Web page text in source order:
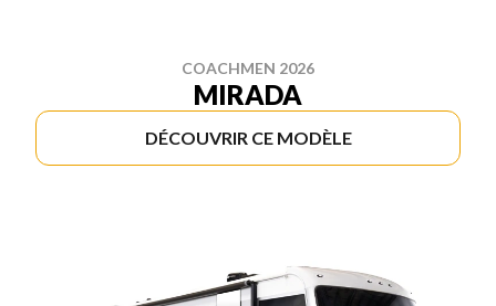
COACHMEN 2026
MIRADA
DÉCOUVRIR CE MODÈLE